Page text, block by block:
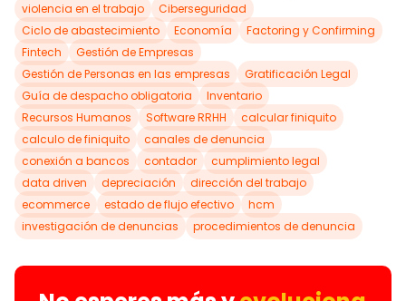
violencia en el trabajo
Ciberseguridad
Ciclo de abastecimiento
Economía
Factoring y Confirming
Fintech
Gestión de Empresas
Gestión de Personas en las empresas
Gratificación Legal
Guía de despacho obligatoria
Inventario
Recursos Humanos
Software RRHH
calcular finiquito
calculo de finiquito
canales de denuncia
conexión a bancos
contador
cumplimiento legal
data driven
depreciación
dirección del trabajo
ecommerce
estado de flujo efectivo
hcm
investigación de denuncias
procedimientos de denuncia